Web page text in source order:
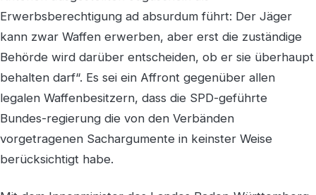
Erwerbsberechtigung ad absurdum führt: Der Jäger
kann zwar Waffen erwerben, aber erst die zuständige
Behörde wird darüber entscheiden, ob er sie überhaupt
behalten darf“. Es sei ein Affront gegenüber allen
legalen Waffenbesitzern, dass die SPD-geführte
Bundes-regierung die von den Verbänden
vorgetragenen Sachargumente in keinster Weise
berücksichtigt habe.